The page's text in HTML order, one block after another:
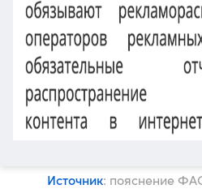
Источник: пояснение